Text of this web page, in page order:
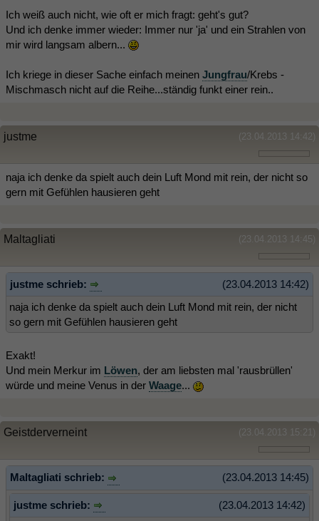
Ich weiß auch nicht, wie oft er mich fragt: geht's gut?
Und ich denke immer wieder: Immer nur 'ja' und ein Strahlen von
mir wird langsam albern...
Ich kriege in dieser Sache einfach meinen Jungfrau/Krebs -
Mischmasch nicht auf die Reihe...ständig funkt einer rein..
(23.04.2013 14:42)
justme
naja ich denke da spielt auch dein Luft Mond mit rein, der nicht so
gern mit Gefühlen hausieren geht
(23.04.2013 14:45)
Maltagliati
(23.04.2013 14:42)
justme schrieb:
naja ich denke da spielt auch dein Luft Mond mit rein, der nicht
so gern mit Gefühlen hausieren geht
Exakt!
Und mein Merkur im Löwen, der am liebsten mal 'rausbrüllen'
würde und meine Venus in der Waage...
(23.04.2013 15:21)
Geistderverneint
(23.04.2013 14:45)
Maltagliati schrieb:
(23.04.2013 14:42)
justme schrieb: